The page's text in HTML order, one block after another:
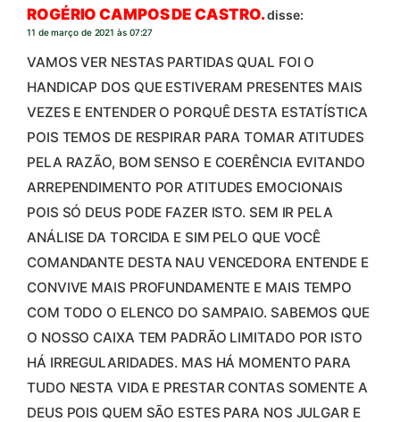
ROGÉRIO CAMPOS DE CASTRO.disse:
11 de março de 2021 às 07:27
VAMOS VER NESTAS PARTIDAS QUAL FOI O
HANDICAP DOS QUE ESTIVERAM PRESENTES MAIS
VEZES E ENTENDER O PORQUÊ DESTA ESTATÍSTICA
POIS TEMOS DE RESPIRAR PARA TOMAR ATITUDES
PELA RAZÃO, BOM SENSO E COERÊNCIA EVITANDO
ARREPENDIMENTO POR ATITUDES EMOCIONAIS
POIS SÓ DEUS PODE FAZER ISTO. SEM IR PELA
ANÁLISE DA TORCIDA E SIM PELO QUE VOCÊ
COMANDANTE DESTA NAU VENCEDORA ENTENDE E
CONVIVE MAIS PROFUNDAMENTE E MAIS TEMPO
COM TODO O ELENCO DO SAMPAIO. SABEMOS QUE
O NOSSO CAIXA TEM PADRÃO LIMITADO POR ISTO
HÁ IRREGULARIDADES. MAS HÁ MOMENTO PARA
TUDO NESTA VIDA E PRESTAR CONTAS SOMENTE A
DEUS POIS QUEM SÃO ESTES PARA NOS JULGAR E